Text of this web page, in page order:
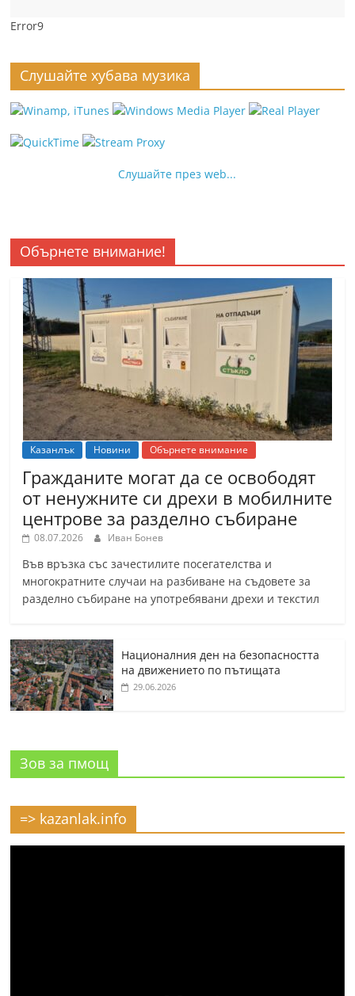
Error9
Слушайте хубава музика
Слушайте през web...
Обърнете внимание!
Казанлък Новини Обърнете внимание
Гражданите могат да се освободят
от ненужните си дрехи в мобилните
центрове за разделно събиране
08.07.2026 Иван Бонев
Във връзка със зачестилите посегателства и
многократните случаи на разбиване на съдовете за
разделно събиране на употребявани дрехи и текстил
Националния ден на безопасността
на движението по пътищата
29.06.2026
Зов за пмощ
=> kazanlak.info